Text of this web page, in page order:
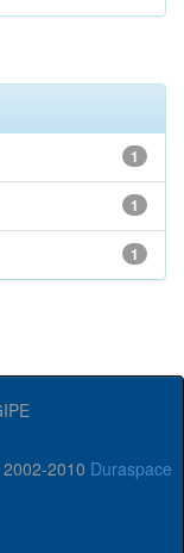
1
1
1
2010 Duraspace